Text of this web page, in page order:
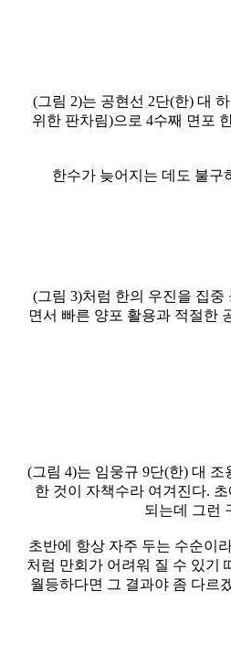
(그림 2)는 공현선 2단(한) 대
위한 판차림)으로 4수째 면포
한수가 늦어지는 데도 불구
(그림 3)처럼 한의 우진을 집
면서 빠른 양포 활용과 적절한
(그림 4)는 임웅규 9단(한) 대
한 것이 자책수라 여겨진다.
되는데 그런
초반에 항상 자주 두는 수순이
처럼 만회가 어려워 질 수 있기
월등하다면 그 결과야 좀 다르